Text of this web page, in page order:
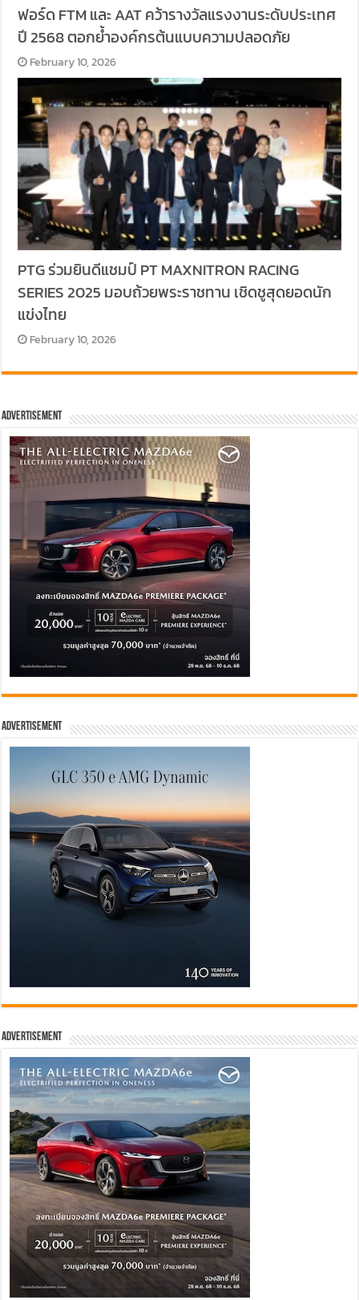
ฟอร์ด FTM และ AAT คว้ารางวัลแรงงานระดับประเทศ
ปี 2568 ตอกย้ำองค์กรต้นแบบความปลอดภัย
February 10, 2026
PTG ร่วมยินดีแชมป์ PT MAXNITRON RACING
SERIES 2025 มอบถ้วยพระราชทาน เชิดชูสุดยอดนัก
แข่งไทย
February 10, 2026
Advertisement
Advertisement
Advertisement